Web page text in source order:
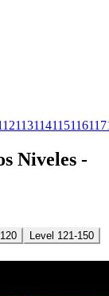
113114115116117
Niveles -
Level 121-150